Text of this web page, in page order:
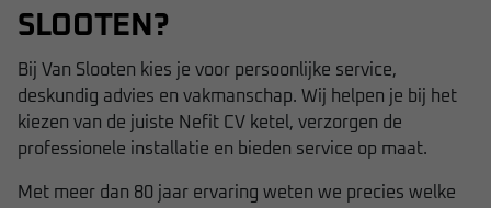
SLOOTEN?
Bij Van Slooten kies je voor persoonlijke service,
deskundig advies en vakmanschap. Wij helpen je bij het
kiezen van de juiste Nefit CV ketel, verzorgen de
professionele installatie en bieden service op maat.
Met meer dan 80 jaar ervaring weten we precies welke